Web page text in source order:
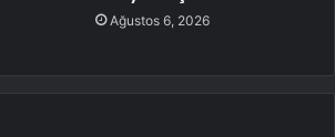
Ağustos 6, 2026